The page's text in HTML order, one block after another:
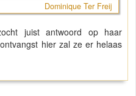
Dominique Ter Freij
juist antwoord op haar
hier zal ze er helaas